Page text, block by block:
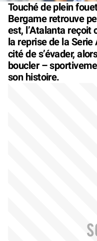
Touché de plein
Bergame retrouve
est, l’Atalanta reçoit
la reprise de la Serie
cité de s’évader,
boucler –
son histoire.